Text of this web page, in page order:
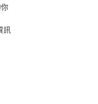
訊